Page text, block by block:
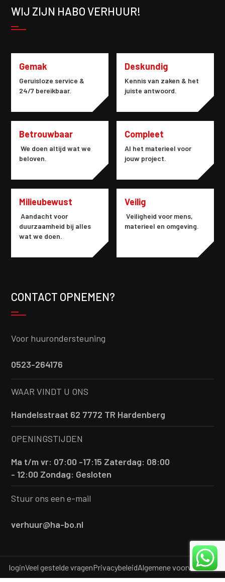
WIJ ZIJN HABO VERHUUR!
Gemak
Geruisloze service &
24/7 bereikbaar.
Deskundig
Kennis van zaken & het
juiste antwoord.
Betrouwbaar
We doen altijd wat we
beloven.
Compleet
Al het materieel voor
jouw project.
Milieubewust
Aandacht voor
duurzaamheid bij alles
wat we doen.
Veilig
Veiligheid voor mens,
materieel en omgeving.
CONTACT OPNEMEN?
Voor huurondersteuning
0523-264176
WAAR VINDT U ONS
Handelsstraat 62 7772 TR Hardenberg
OPENINGSTIJDEN
Ma t/m vr: 07:00 -17:15 Zaterdag: 08:00
- 12:00 Zondag: Gesloten
Stuur ons een e-mail
verhuur@ha-bo.nl
loginVeel gestelde vragenPrivacybeleidAlgemene voorwaarden